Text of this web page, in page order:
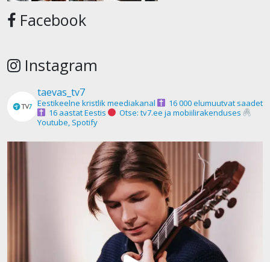
Facebook
Instagram
taevas_tv7
Eestikeelne kristlik meediakanal
16 000 elumuutvat saadet
16 aastat Eestis
Otse: tv7.ee ja mobiilirakenduses
Youtube, Spotify